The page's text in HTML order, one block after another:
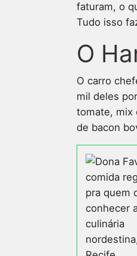
faturam, o
Tudo isso
O
O carro
mil deles
tomate, mix
de bacon